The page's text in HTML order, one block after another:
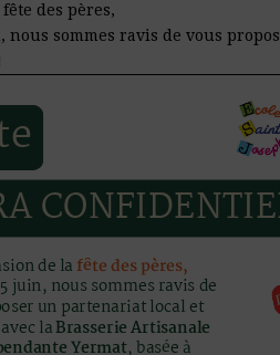
des pères,
nous sommes ravis de vous